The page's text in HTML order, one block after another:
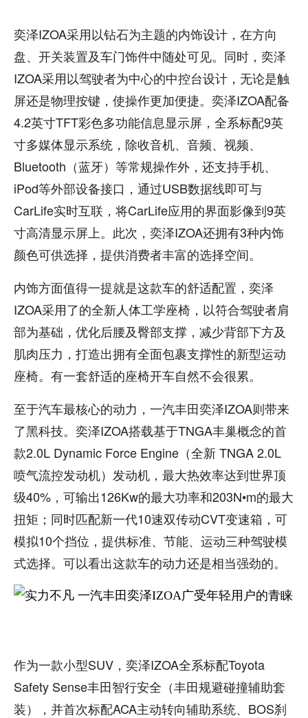
奕泽IZOA采用以钻石为主题的内饰设计，在方向
盘、开关装置及车门饰件中随处可见。同时，奕泽
IZOA采用以驾驶者为中心的中控台设计，无论是触
屏还是物理按键，使操作更加便捷。奕泽IZOA配备
4.2英寸TFT彩色多功能信息显示屏，全系标配9英
寸多媒体显示系统，除收音机、音频、视频、
Bluetooth（蓝牙）等常规操作外，还支持手机、
iPod等外部设备接口，通过USB数据线即可与
CarLife实时互联，将CarLife应用的界面影像到9英
寸高清显示屏上。此次，奕泽IZOA还拥有3种内饰
颜色可供选择，提供消费者丰富的选择空间。
内饰方面值得一提就是这款车的舒适配置，奕泽
IZOA采用了的全新人体工学座椅，以符合驾驶者肩
部为基础，优化后腰及臀部支撑，减少背部下方及
肌肉压力，打造出拥有全面包裹支撑性的新型运动
座椅。有一套舒适的座椅开车自然不会很累。
至于汽车最核心的动力，一汽丰田奕泽IZOA则带来
了黑科技。奕泽IZOA搭载基于TNGA丰巢概念的首
款2.0L Dynamic Force Engine（全新 TNGA 2.0L
喷气流控发动机）发动机，最大热效率达到世界顶
级40%，可输出126Kw的最大功率和203N•m的最大
扭矩；同时匹配新一代10速双传动CVT变速箱，可
模拟10个挡位，提供标准、节能、运动三种驾驶模
式选择。可以看出这款车的动力还是相当强劲的。
作为一款小型SUV，奕泽IZOA全系标配Toyota
Safety Sense丰田智行安全（丰田规避碰撞辅助套
装），并首次标配ACA主动转向辅助系统、BOS刹